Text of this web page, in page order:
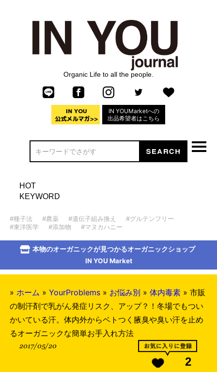
Organic Life to all the people.
IN YOUMarketへの
出品希望者はこちら
HOT
KEYWORD
#種子法 #農薬 #遺伝子組み換え
#グルテンフリー
#東洋医学
#添加物 #マヌカハニー
本物のオーガニックが見つかるオーガニックショップ
IN YOU Market
» ホーム » YourProblems » お悩み別 » 体内毒素 » 市販
の制汗剤で乳がん発症リスク、アップ？！冬場でもつい
かいている汗。体内外からベトつく腋臭や臭い汗を止め
るオーガニックな簡単お手入れ方法
2017/05/20
2